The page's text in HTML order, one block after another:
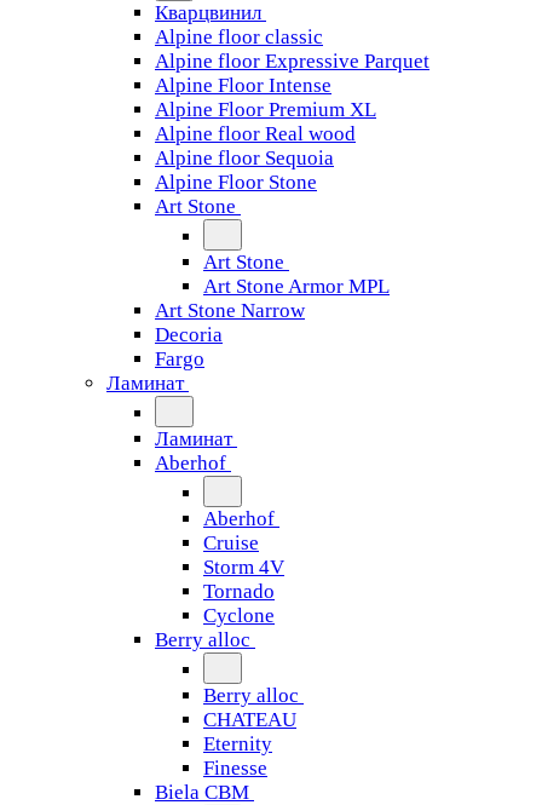
Кварцвинил
Alpine floor classic
Alpine floor Expressive Parquet
Alpine Floor Intense
Alpine Floor Premium XL
Alpine floor Real wood
Alpine floor Sequoia
Alpine Floor Stone
Art Stone
Art Stone
Art Stone Armor MPL
Art Stone Narrow
Decoria
Fargo
Ламинат
Ламинат
Aberhof
Aberhof
Cruise
Storm 4V
Tornado
Сyclone
Berry alloc
Berry alloc
CHATEAU
Eternity
Finesse
Biela CBM